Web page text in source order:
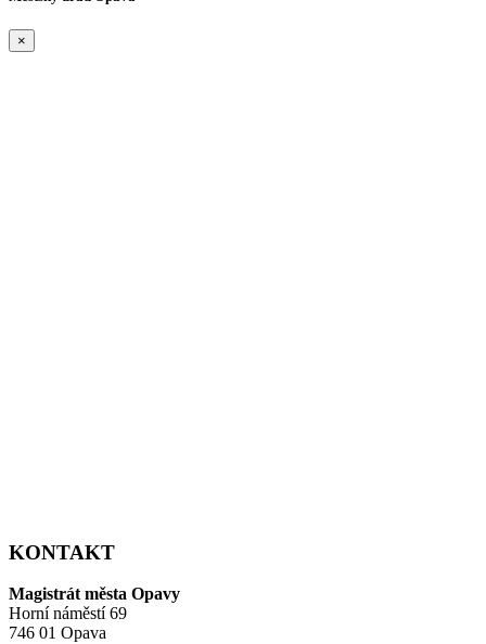
×
KONTAKT
Magistrát města Opavy
Horní náměstí 69
746 01 Opava